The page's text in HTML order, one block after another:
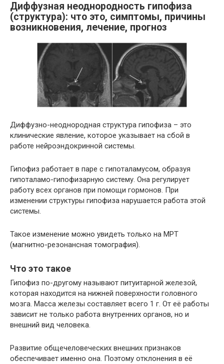
Диффузная неоднородность гипофиза
(структура): что это, симптомы, причины
возникновения, лечение, прогноз
Диффузно-неоднородная структура гипофиза – это
клинические явление, которое указывает на сбой в
работе нейроэндокринной системы.
Гипофиз работает в паре с гипоталамусом, образуя
гипоталамо-гипофизарную систему. Она регулирует
работу всех органов при помощи гормонов. При
изменении структуры гипофиза нарушается работа этой
системы.
Такое изменение можно увидеть только на МРТ
(магнитно-резонансная томография).
Что это такое
Гипофиз по-другому называют питуитарной железой,
которая находится на нижней поверхности головного
мозга. Масса железы составляет всего 1 г. От её работы
зависит не только работа внутренних органов, но и
внешний вид человека.
Развитие общечеловеческих внешних признаков
обеспечивает именно она. Поэтому отклонения в её